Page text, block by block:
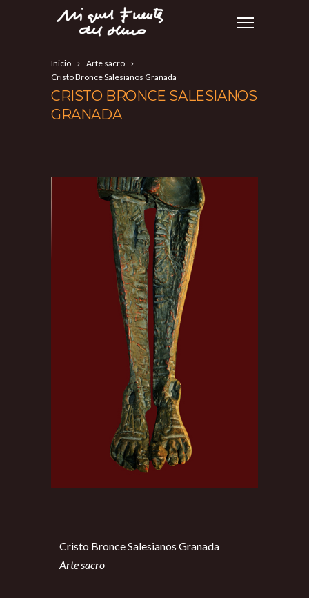
Inicio
Arte sacro
Cristo Bronce Salesianos Granada
CRISTO BRONCE SALESIANOS
GRANADA
Cristo Bronce Salesianos Granada
Arte sacro